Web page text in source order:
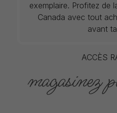
exemplaire. Profitez de
Canada avec tout
avant
ACCÈS
magasinez